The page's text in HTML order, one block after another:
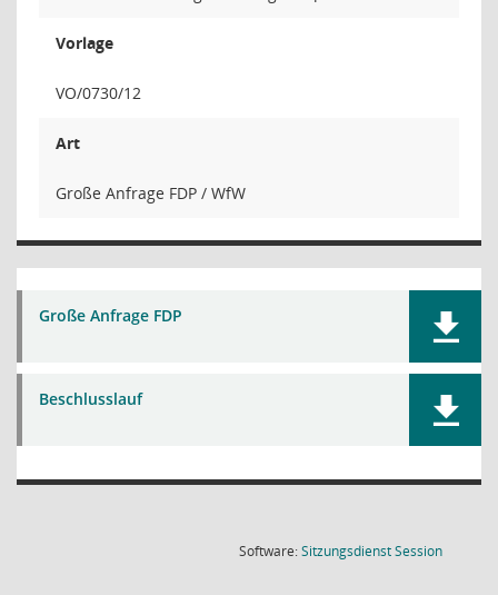
Vorlage
VO/0730/12
Art
Große Anfrage FDP / WfW
Große Anfrage FDP
Beschlusslauf
Software:SitzungsdienstSession(Wird in